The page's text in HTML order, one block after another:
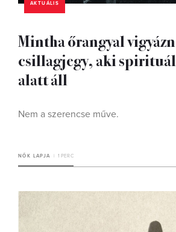
AKTUÁLIS
Mintha őrangyal
csillagjegy, aki
alatt áll
Nem a szerencse műve.
NŐK LAPJA 1 PERC